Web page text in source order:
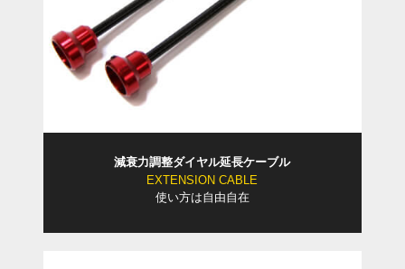
減衰力調整ダイヤル延長ケーブル
EXTENSION CABLE
使い方は自由自在